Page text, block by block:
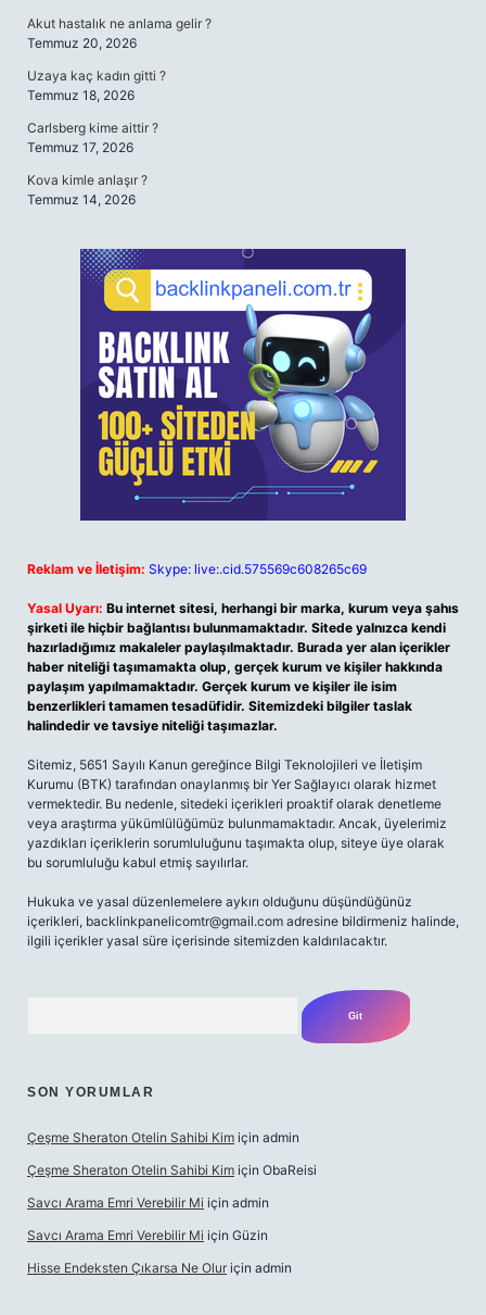
Akut hastalık ne anlama gelir ?
Temmuz 20, 2026
Uzaya kaç kadın gitti ?
Temmuz 18, 2026
Carlsberg kime aittir ?
Temmuz 17, 2026
Kova kimle anlaşır ?
Temmuz 14, 2026
Reklam ve İletişim: Skype: live:.cid.575569c608265c69
Yasal Uyarı: Bu internet sitesi, herhangi bir marka, kurum veya şahıs
şirketi ile hiçbir bağlantısı bulunmamaktadır. Sitede yalnızca kendi
hazırladığımız makaleler paylaşılmaktadır. Burada yer alan içerikler
haber niteliği taşımamakta olup, gerçek kurum ve kişiler hakkında
paylaşım yapılmamaktadır. Gerçek kurum ve kişiler ile isim
benzerlikleri tamamen tesadüfidir. Sitemizdeki bilgiler taslak
halindedir ve tavsiye niteliği taşımazlar.
Sitemiz, 5651 Sayılı Kanun gereğince Bilgi Teknolojileri ve İletişim
Kurumu (BTK) tarafından onaylanmış bir Yer Sağlayıcı olarak hizmet
vermektedir. Bu nedenle, sitedeki içerikleri proaktif olarak denetleme
veya araştırma yükümlülüğümüz bulunmamaktadır. Ancak, üyelerimiz
yazdıkları içeriklerin sorumluluğunu taşımakta olup, siteye üye olarak
bu sorumluluğu kabul etmiş sayılırlar.
Hukuka ve yasal düzenlemelere aykırı olduğunu düşündüğünüz
içerikleri, backlinkpanelicomtr@gmail.com adresine bildirmeniz halinde,
ilgili içerikler yasal süre içerisinde sitemizden kaldırılacaktır.
SON YORUMLAR
Çeşme Sheraton Otelin Sahibi Kim için admin
Çeşme Sheraton Otelin Sahibi Kim için ObaReisi
Savcı Arama Emri Verebilir Mi için admin
Savcı Arama Emri Verebilir Mi için Güzin
Hisse Endeksten Çıkarsa Ne Olur için admin